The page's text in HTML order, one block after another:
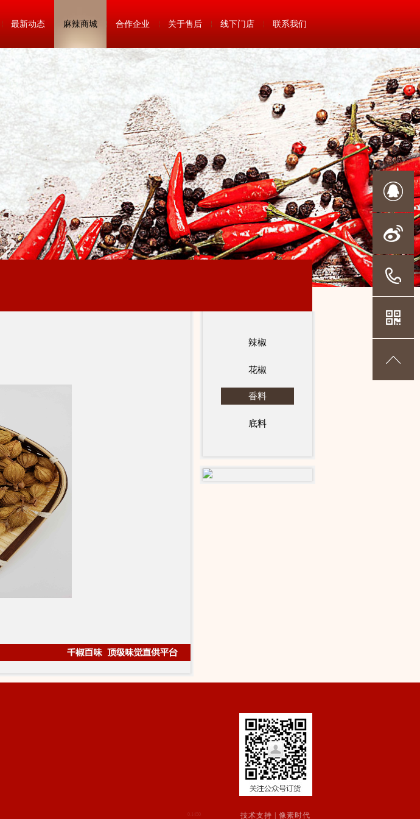
最新动态 麻辣商城 合作企业 关于售后 线下门店 联系我们
辣椒
花椒
香料
底料
0.1450 技术支持 | 像素时代